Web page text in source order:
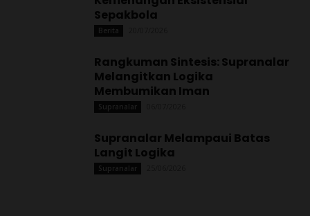
Sepakbola
Berita
Rangkuman Sintesis: Supranalar
Melangitkan Logika
Membumikan Iman
Supranalar
Supranalar Melampaui Batas
Langit Logika
Supranalar